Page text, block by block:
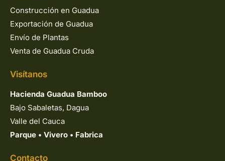
Construcción en Guadua
Exportación de Guadua
Envío de Plantas
Venta de Guadua Cruda
Visítanos
Hacienda Guadua Bamboo
Bajo Sabaletas, Dagua
Valle del Cauca
Parque • Vivero • Fabrica
Contacto